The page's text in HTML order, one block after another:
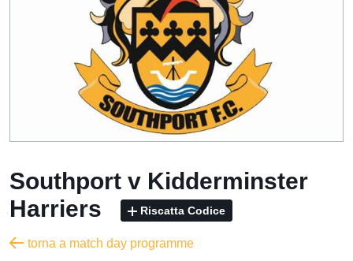
Southport v Kidderminster
Harriers
Riscatta Codice
torna a match day programme